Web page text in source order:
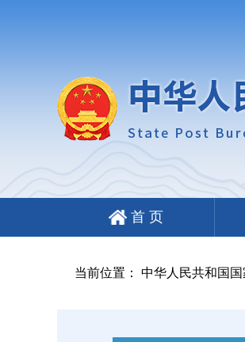
首 页
当前位置： 中华人民共和国